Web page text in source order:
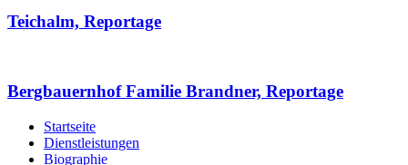
Teichalm, Reportage
Bergbauernhof Familie Brandner, Reportage
Startseite
Dienstleistungen
Biographie